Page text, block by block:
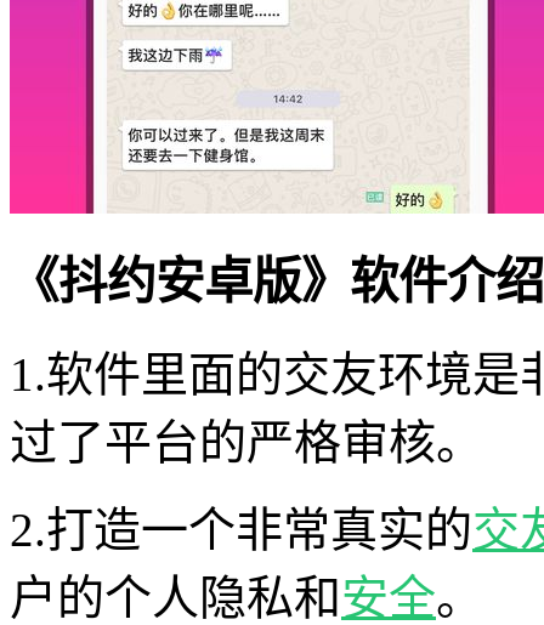
《抖约安卓版》软件介
1.软件里面的交友环境
过了平台的严格审核。
2.打造一个非常真实的交
户的个人隐私和安全。